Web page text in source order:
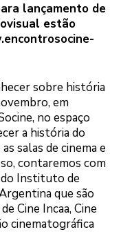
lançamento de
estão
sobre história
em
no espaço
a história do
salas de cinema e
contaremos com
Instituto de
que são
Cine Incaa, Cine
cinematográfica